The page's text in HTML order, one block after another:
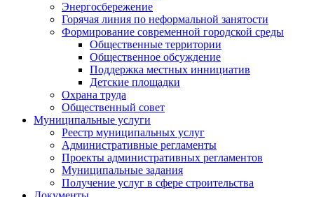
Энергосбережение
Горячая линия по неформальной занятости
Формирование современной городской среды
Общественные территории
Общественное обсуждение
Поддержка местных иннициатив
Детские площадки
Охрана труда
Общественный совет
Муниципальные услуги
Реестр муниципальных услуг
Административные регламенты
Проекты административных регламентов
Муниципальные задания
Получение услуг в сфере строительства